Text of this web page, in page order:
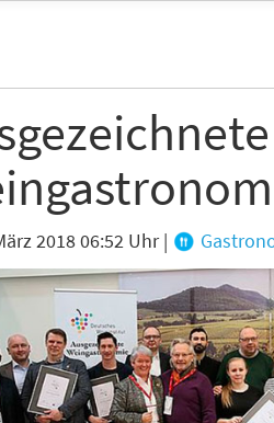
2018 06:52 Uhr|